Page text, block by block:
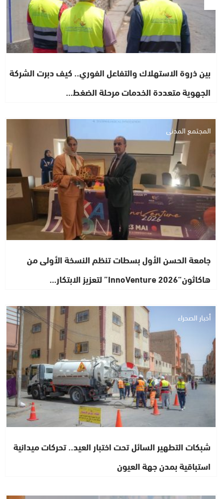
بين ذروة الاستهلاك والتفاعل الفوري.. كيف دبرت الشركة
الجهوية متعددة الخدمات مرحلة الضغط…
المجتمع المدني
جامعة الحسن الأول بسطات تنظم النسخة الأولى من
هاكاثون“InnoVenture 2026” لتعزيز الابتكار…
أخبار الصحراء
شبكات التطهير السائل تحت اختبار العيد.. تحركات ميدانية
استباقية بمدن جهة العيون